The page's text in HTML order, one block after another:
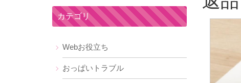
カテゴリ
Webお役立ち
おっぱいトラブル